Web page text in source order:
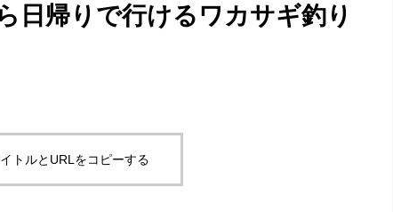
日帰りで行けるワカサギ釣り
トルとURLをコピーする